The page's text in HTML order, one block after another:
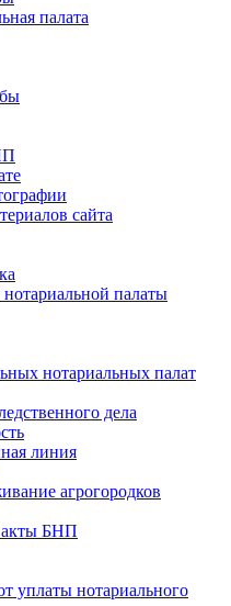
палата
сайта
палаты
нотариальных палат
дела
линия
агрогородков
акты БНП
уплаты нотариального